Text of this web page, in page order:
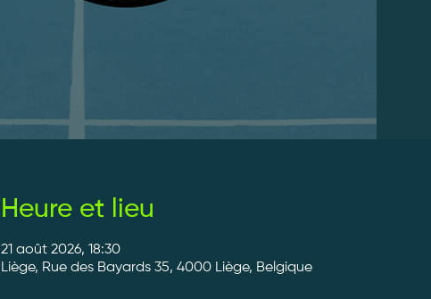
Heure et lieu
21 août 2026, 18:30
Liège, Rue des Bayards 35, 4000 Liège, Belgique